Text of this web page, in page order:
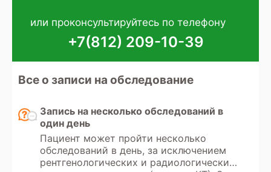
или проконсультируйтесь по телефону
+7(812) 209-10-39
Все о записи на обследование
Запись на несколько обследований в
один день
Пациент может пройти несколько
обследований в день, за исключением
рентгенологических и радиологических